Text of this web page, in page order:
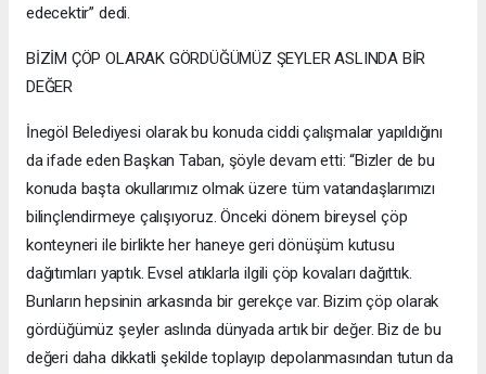
edecektir” dedi.
BİZİM ÇÖP OLARAK GÖRDÜĞÜMÜZ ŞEYLER ASLINDA BİR
DEĞER
İnegöl Belediyesi olarak bu konuda ciddi çalışmalar yapıldığını
da ifade eden Başkan Taban, şöyle devam etti: “Bizler de bu
konuda başta okullarımız olmak üzere tüm vatandaşlarımızı
bilinçlendirmeye çalışıyoruz. Önceki dönem bireysel çöp
konteyneri ile birlikte her haneye geri dönüşüm kutusu
dağıtımları yaptık. Evsel atıklarla ilgili çöp kovaları dağıttık.
Bunların hepsinin arkasında bir gerekçe var. Bizim çöp olarak
gördüğümüz şeyler aslında dünyada artık bir değer. Biz de bu
değeri daha dikkatli şekilde toplayıp depolanmasından tutun da